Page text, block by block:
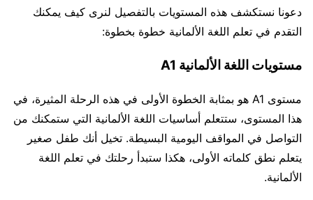
دعونا نستكشف هذه المستويات بالتفصيل لنرى كيف يمكنك
التقدم في تعلم اللغة الألمانية خطوة بخطوة:
مستويات اللغة الألمانية A1
مستوى A1 هو بمثابة الخطوة الأولى في هذه الرحلة المثيرة، في
هذا المستوى، ستتعلم أساسيات اللغة الألمانية التي ستمكنك من
التواصل في المواقف اليومية البسيطة. تخيل أنك طفل صغير
يتعلم نطق كلماته الأولى، هكذا ستبدأ رحلتك في تعلم اللغة
الألمانية.